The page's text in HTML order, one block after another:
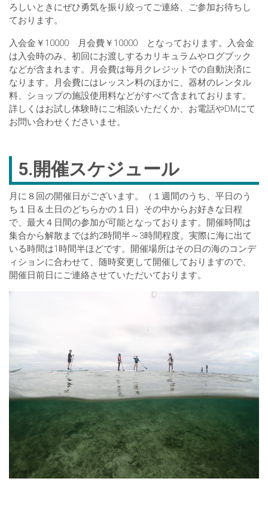
ろしいときにぜひ勇気を振り絞ってご連絡、ご参加お待ちし
ております。
入会金￥10000 月会費￥10000 となっております。入会金
は入会時のみ、初回にお渡しするカリキュラムやログブック
などが含まれます。月会費は毎月クレジットでの自動決済に
なります。月会費にはレッスン料のほかに、器材のレンタル
料、ショップの施設使用料などがすべて含まれております。
詳しくはお試し体験時にご相談いただくか、お電話やDMにて
お問い合わせくださいませ。
5.開催スケジュール
月に８回の開催日がございます。（１週間のうち、平日のう
ち１日＆土日のどちらかの１日）その中からお好きな日程
で、最大４日間の参加が可能となっております。開催時間は
集合から解散までは約2時間半～3時間程度。実際に海に出て
いる時間は1時間半ほどです。開催場所はその日の海のコンデ
ィションに合わせて、随時変更して開催しておりますので、
開催日前日にご連絡させていただいております。